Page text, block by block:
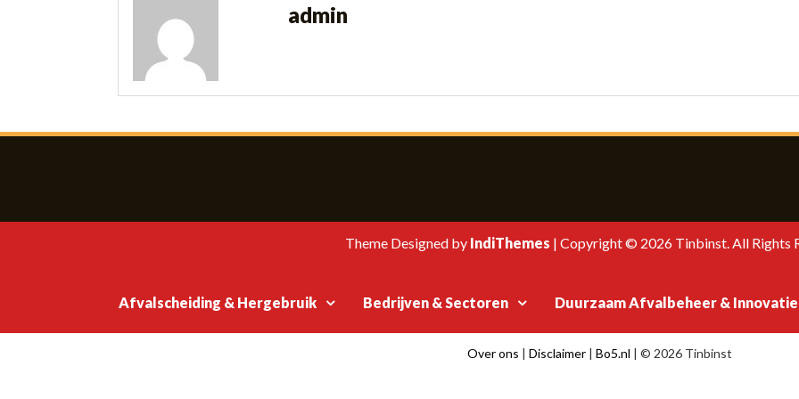
admin
Theme Designed by IndiThemes | Copyright © 2026 Tinbinst. All Rights
Afvalscheiding & Hergebruik Bedrijven & Sectoren Duurzaam Afvalbeheer & Innovatie
Over ons | Disclaimer| Bo5.nl | © 2026 Tinbinst